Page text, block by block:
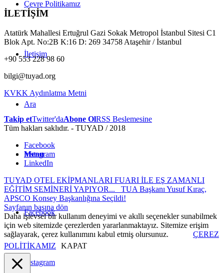
Çevre Politikamız
İletişim
Ara
Menu
Facebook
Instagram
İLETİŞİM
Atatürk Mahallesi Ertuğrul Gazi Sokak Metropol İstanbul Sitesi C1
Blok Apt. No:2B K:16 D: 269 34758 Ataşehir / İstanbul
+90 553 228 98 60
bilgi@tuyad.org
KVKK Aydınlatma Metni
Takip etTwitter'daAbone OlRSS Beslemesine
Tüm hakları saklıdır. - TUYAD / 2018
Facebook
Instagram
LinkedIn
TUYAD OTEL EKİPMANLARI FUARI İLE EŞ ZAMANLI
EĞİTİM SEMİNERİ YAPIYOR...
TUA Başkanı Yusuf Kıraç,
APSCO Konsey Başkanlığına Seçildi!
Sayfanın başına dön
Daha işlevsel bir kullanım deneyimi ve akıllı seçenekler sunabilmek
için web sitemizde çerezlerden yararlanmaktayız. Sitemize erişim
sağlayarak, çerez kullanımını kabul etmiş olursunuz.
ÇEREZ
POLİTİKAMIZ
KAPAT